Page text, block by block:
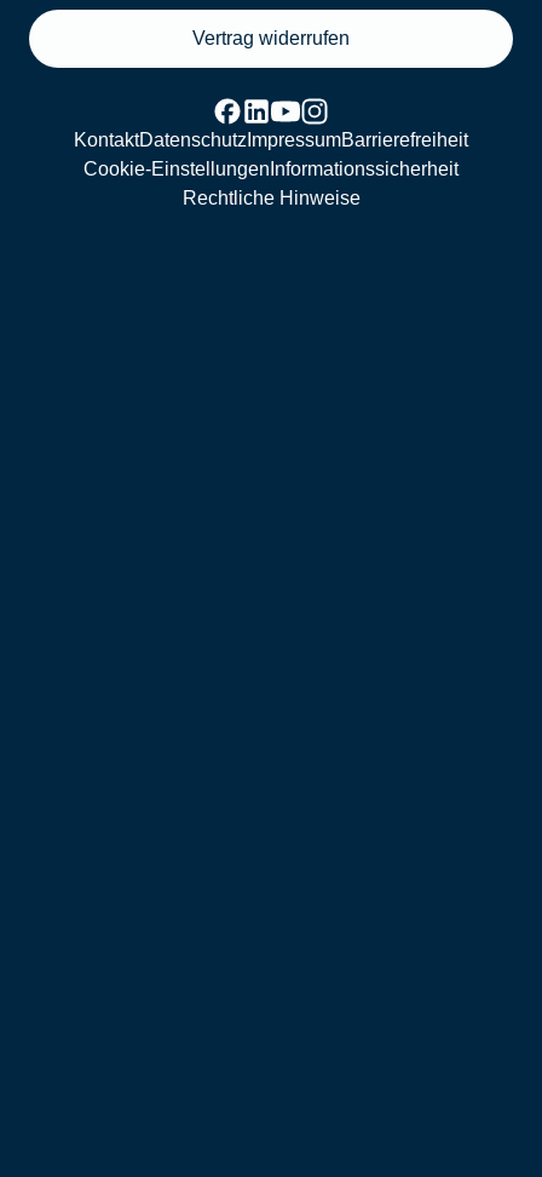
Vertrag widerrufen
KontaktDatenschutz ImpressumBarrierefreiheit
Cookie-Einstellungen Informationssicherheit
Rechtliche Hinweise